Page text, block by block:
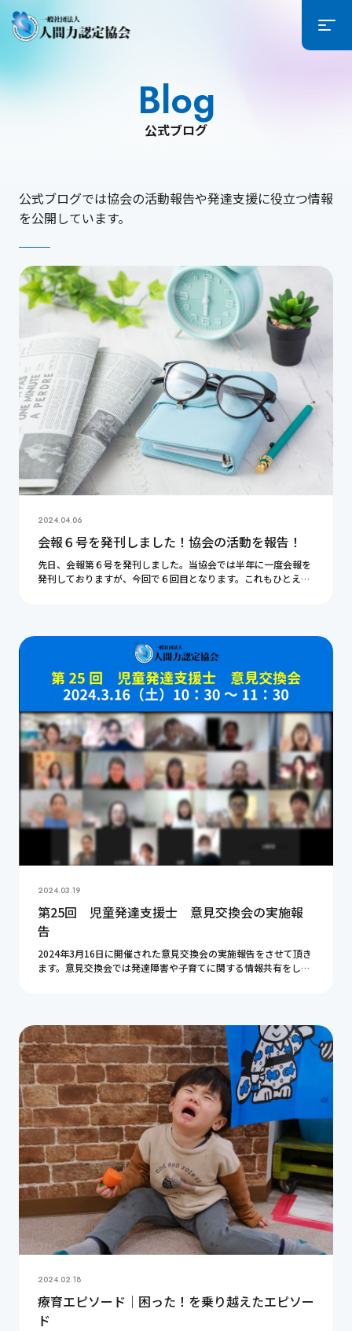
Blog
公式ブログ
公式ブログでは協会の活動報告や発達支援に役立つ情報
を公開しています。
2024.04.06
会報６号を発刊しました！協会の活動を報告！
先日、会報第６号を発刊しました。当協会では半年に一度会報を
発刊しておりますが、今回で６回目となります。これもひとえに
2024.03.19
第25回 児童発達支援士 意見交換会の実施報
告
2024年3月16日に開催された意見交換会の実施報告をさせて頂き
ます。意見交換会では発達障害や子育てに関する情報共有をして
2024.02.18
療育エピソード｜困った！を乗り越えたエピソー
ド